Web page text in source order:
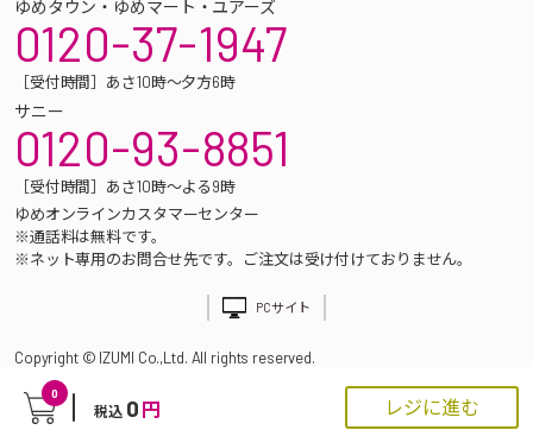
0
税込 0 円 レジに進む
ゆめタウン・ゆめマート・ユアーズ
0120-37-1947
［受付時間］あさ10時～夕方6時
サニー
0120-93-8851
［受付時間］あさ10時～よる9時
ゆめオンラインカスタマーセンター
※通話料は無料です。
※ネット専用のお問合せ先です。ご注文は受け付けておりません。
PCサイト
Copyright © IZUMI Co.,Ltd. All rights reserved.